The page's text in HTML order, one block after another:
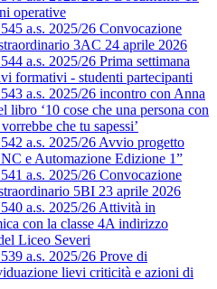
operative
a.s. 2025/26 Convocazione
3AC 24 aprile 2026
a.s. 2025/26 Prima settimana
formativi - studenti partecipanti
a.s. 2025/26 incontro con Anna
libro ‘10 cose che una persona con
che tu sapessi’
a.s. 2025/26 Avvio progetto
e Automazione Edizione 1”
a.s. 2025/26 Convocazione
5BI 23 aprile 2026
a.s. 2025/26 Attività in
con la classe 4A indirizzo
Liceo Severi
a.s. 2025/26 Prove di
lievi criticità e azioni di